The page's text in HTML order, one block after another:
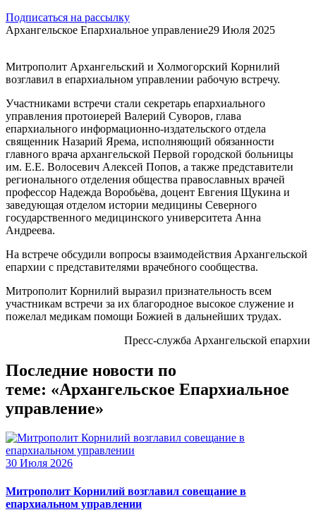
Подписаться на рассылку
Архангельское Епархиальное управление29 Июля 2025
Митрополит Архангельский и Холмогорский Корнилий
возглавил в епархиальном управлении рабочую встречу.
Участниками встречи стали секретарь епархиального
управления протоиерей Валерий Суворов, глава
епархиального информационно-издательского отдела
священник Назарий Ярема, исполняющий обязанности
главного врача архангельской Первой городской больницы
им. Е.Е. Волосевич Алексей Попов, а также представители
регионального отделения общества православных врачей
профессор Надежда Воробьёва, доцент Евгения Щукина и
заведующая отделом истории медицины Северного
государственного медицинского университета Анна
Андреева.
На встрече обсудили вопросы взаимодействия Архангельской
епархии с представителями врачебного сообщества.
Митрополит Корнилий выразил признательность всем
участникам встречи за их благородное высокое служение и
пожелал медикам помощи Божией в дальнейших трудах.
Пресс-служба Архангельской епархии
Последние новости по
теме: «Архангельское Епархиальное
управление»
30 Июля 2026
Митрополит Корнилий возглавил совещание в
епархиальном управлении